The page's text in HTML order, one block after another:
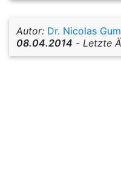
Autor: Dr. Nicolas
08.04.2014 - Letzte